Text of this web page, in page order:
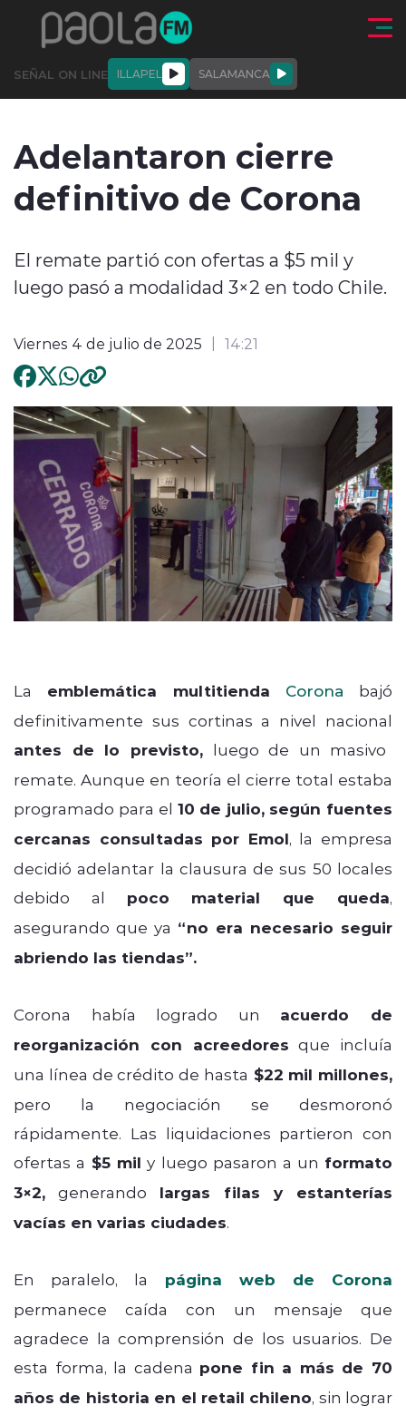
Click acá para ir directamente al contenido
SEÑAL ON LINE ILLAPEL SALAMANCA
ENTREVISTAS
modo claro
Adelantaron cierre
definitivo de Corona
El remate partió con ofertas a $5 mil y
luego pasó a modalidad 3×2 en todo Chile.
Viernes 4 de julio de 2025 14:21
La emblemática multitienda Corona bajó
definitivamente sus cortinas a nivel nacional
antes de lo previsto,luego de un masivo
remate. Aunque en teoría el cierre total estaba
programado para el 10 de julio, según fuentes
cercanas consultadas por Emol, la empresa
decidió adelantar la clausura de sus 50 locales
debido al poco material que queda,
asegurando que ya “no era necesario seguir
abriendo las tiendas”.
Corona había logrado un acuerdo de
reorganización con acreedores que incluía
una línea de crédito de hasta $22 mil millones,
pero la negociación se desmoronó
rápidamente. Las liquidaciones partieron con
ofertas a $5 mil y luego pasaron a un formato
3×2, generando largas filas y estanterías
vacías en varias ciudades.
En paralelo, la página web de Corona
permanece caída con un mensaje que
agradece la comprensión de los usuarios. De
esta forma, la cadena pone fin a más de 70
años de historia en el retail chileno, sin lograr